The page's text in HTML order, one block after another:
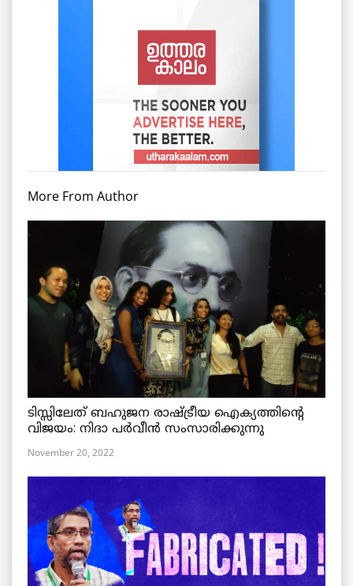
More From Author
ടിസ്സിലേത് ബഹുജന രാഷ്ട്രീയ ഐക്യത്തിന്റെ
വിജയം: നിദാ പർവീൻ സംസാരിക്കുന്നു
November 20, 2022